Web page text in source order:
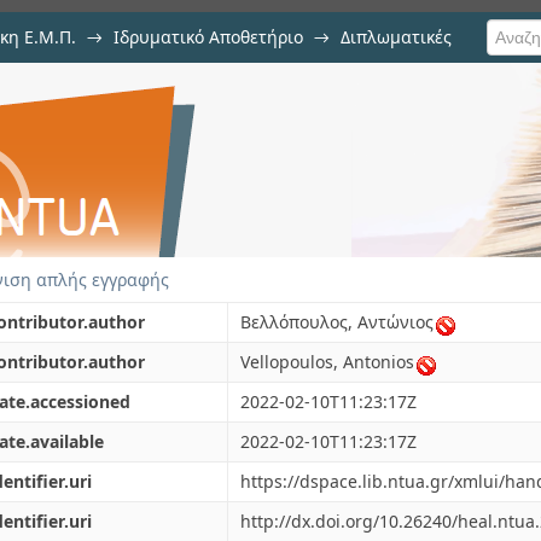
Ε.Μ.Π. → Ιδρυματικό Αποθετήριο → Διπλωματικές
Μηχανολόγων Μηχανικών με
απλής εγγραφής
Βελλόπουλος, Αντώνιος
Vellopoulos, Antonios
2022-02-10T11:23:17Z
2022-02-10T11:23:17Z
https://dspace.lib.ntua.gr/xmlui/
http://dx.doi.org/10.26240/